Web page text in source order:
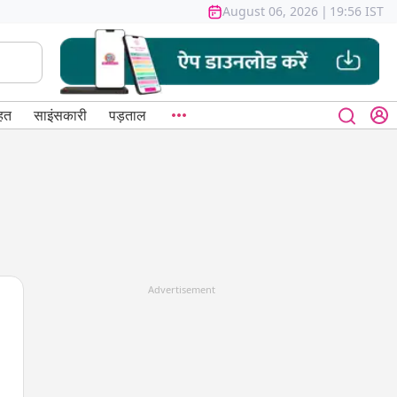
August 06, 2026 | 19:56 IST
साइंसकारी पड़ताल
Advertisement